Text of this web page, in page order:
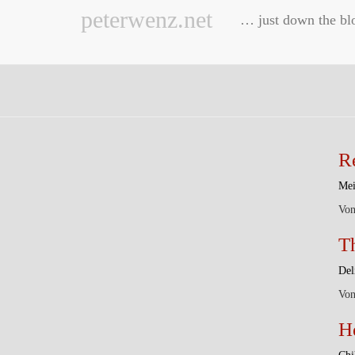
peterwenz.net … just down the
Von
Von